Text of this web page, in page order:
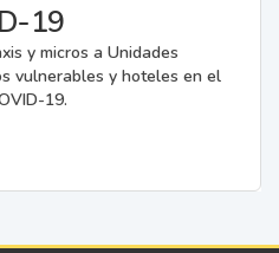
19
y micros a Unidades
vulnerables y hoteles en el
19.